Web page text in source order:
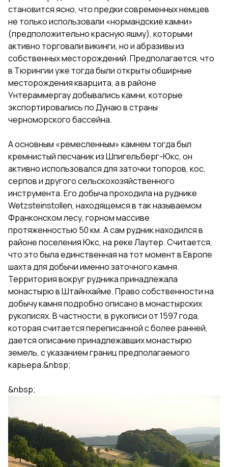
становится ясно, что предки современных немцев
не только использовали «нормандские камни»
(предположительно красную яшму), которыми
активно торговали викинги, но и абразивы из
собственных месторождений. Предполагается, что
в Тюрингии уже тогда были открыты обширные
месторождения кварцита, а в районе
Унтераммергау добывались камни, которые
экспортировались по Дунаю в страны
черноморского бассейна.
А основным «ремесленным» камнем тогда был
кремнистый песчаник из Шпигельберг-Юкс, он
активно использовался для заточки топоров, кос,
серпов и другого сельскохозяйственного
инструмента. Его добыча проходила на руднике
Wetzsteinstollen, находящемся в так называемом
Франконском лесу, горном массиве
протяженностью 50 км. А сам рудник находился в
районе поселения Юкс, на реке Лаутер. Считается,
что это была единственная на тот момент в Европе
шахта для добычи именно заточного камня.
Территория вокруг рудника принадлежала
монастырю в Штайнхайме. Право собственности на
добычу камня подробно описано в монастырских
рукописях. В частности, в рукописи от 1597 года,
которая считается переписанной с более ранней,
дается описание принадлежавших монастырю
земель, с указанием границ предполагаемого
карьера.&nbsp;
&nbsp;